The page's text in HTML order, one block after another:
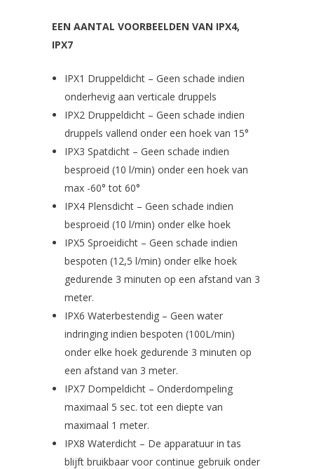
EEN AANTAL VOORBEELDEN VAN IPX4,
IPX7
IPX1 Druppeldicht – Geen schade indien
onderhevig aan verticale druppels
IPX2 Druppeldicht – Geen schade indien
druppels vallend onder een hoek van 15°
IPX3 Spatdicht – Geen schade indien
besproeid (10 l/min) onder een hoek van
max -60° tot 60°
IPX4 Plensdicht – Geen schade indien
besproeid (10 l/min) onder elke hoek
IPX5 Sproeidicht – Geen schade indien
bespoten (12,5 l/min) onder elke hoek
gedurende 3 minuten op een afstand van 3
meter.
IPX6 Waterbestendig – Geen water
indringing indien bespoten (100L/min)
onder elke hoek gedurende 3 minuten op
een afstand van 3 meter.
IPX7 Dompeldicht – Onderdompeling
maximaal 5 sec. tot een diepte van
maximaal 1 meter.
IPX8 Waterdicht – De apparatuur in tas
blijft bruikbaar voor continue gebruik onder